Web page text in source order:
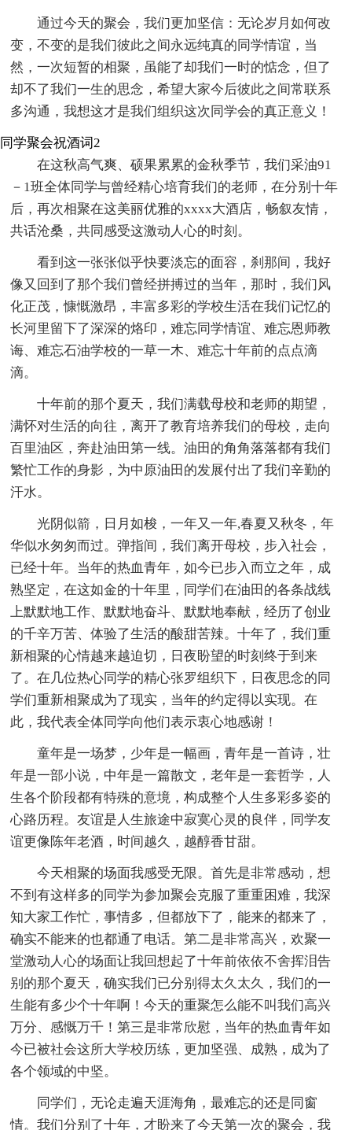
通过今天的聚会，我们更加坚信：无论岁月如何改
变，不变的是我们彼此之间永远纯真的同学情谊，当
然，一次短暂的相聚，虽能了却我们一时的惦念，但了
却不了我们一生的思念，希望大家今后彼此之间常联系
多沟通，我想这才是我们组织这次同学会的真正意义！
同学聚会祝酒词2
在这秋高气爽、硕果累累的金秋季节，我们采油91
－1班全体同学与曾经精心培育我们的老师，在分别十年
后，再次相聚在这美丽优雅的xxxx大酒店，畅叙友情，
共话沧桑，共同感受这激动人心的时刻。
看到这一张张似乎快要淡忘的面容，刹那间，我好
像又回到了那个我们曾经拼搏过的当年，那时，我们风
化正茂，慷慨激昂，丰富多彩的学校生活在我们记忆的
长河里留下了深深的烙印，难忘同学情谊、难忘恩师教
诲、难忘石油学校的一草一木、难忘十年前的点点滴
滴。
十年前的那个夏天，我们满载母校和老师的期望，
满怀对生活的向往，离开了教育培养我们的母校，走向
百里油区，奔赴油田第一线。油田的角角落落都有我们
繁忙工作的身影，为中原油田的发展付出了我们辛勤的
汗水。
光阴似箭，日月如梭，一年又一年,春夏又秋冬，年
华似水匆匆而过。弹指间，我们离开母校，步入社会，
已经十年。当年的热血青年，如今已步入而立之年，成
熟坚定，在这如金的十年里，同学们在油田的各条战线
上默默地工作、默默地奋斗、默默地奉献，经历了创业
的千辛万苦、体验了生活的酸甜苦辣。十年了，我们重
新相聚的心情越来越迫切，日夜盼望的时刻终于到来
了。在几位热心同学的精心张罗组织下，日夜思念的同
学们重新相聚成为了现实，当年的约定得以实现。在
此，我代表全体同学向他们表示衷心地感谢！
童年是一场梦，少年是一幅画，青年是一首诗，壮
年是一部小说，中年是一篇散文，老年是一套哲学，人
生各个阶段都有特殊的意境，构成整个人生多彩多姿的
心路历程。友谊是人生旅途中寂寞心灵的良伴，同学友
谊更像陈年老酒，时间越久，越醇香甘甜。
今天相聚的场面我感受无限。首先是非常感动，想
不到有这样多的同学为参加聚会克服了重重困难，我深
知大家工作忙，事情多，但都放下了，能来的都来了，
确实不能来的也都通了电话。第二是非常高兴，欢聚一
堂激动人心的场面让我回想起了十年前依依不舍挥泪告
别的那个夏天，确实我们已分别得太久太久，我们的一
生能有多少个十年啊！今天的重聚怎么能不叫我们高兴
万分、感慨万千！第三是非常欣慰，当年的热血青年如
今已被社会这所大学校历练，更加坚强、成熟，成为了
各个领域的中坚。
同学们，无论走遍天涯海角，最难忘的还是同窗
情。我们分别了十年，才盼来了今天第一次的聚会，我